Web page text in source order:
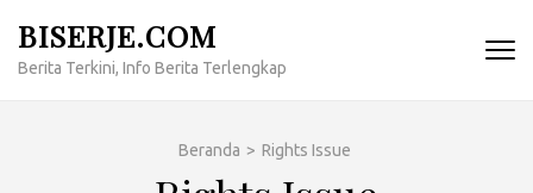
konten
BISERJE.COM
Berita Terkini, Info Berita Terlengkap
Beranda > Rights Issue